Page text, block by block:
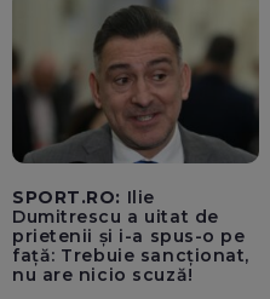
SPORT.RO: Ilie
Dumitrescu a uitat de
prietenii și i-a spus-o pe
față: Trebuie sancționat,
nu are nicio scuză!